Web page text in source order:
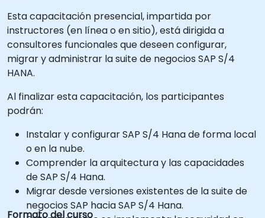
Esta capacitación presencial, impartida por
instructores (en línea o en sitio), está dirigida a
consultores funcionales que deseen configurar,
migrar y administrar la suite de negocios SAP S/4
HANA.
Al finalizar esta capacitación, los participantes
podrán:
Instalar y configurar SAP S/4 Hana de forma local
o en la nube.
Comprender la arquitectura y las capacidades
de SAP S/4 Hana.
Migrar desde versiones existentes de la suite de
negocios SAP hacia SAP S/4 Hana.
Formato del curso